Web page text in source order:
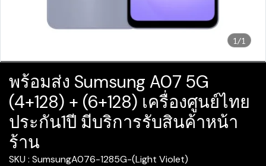
1/1
พร้อมส่ง Sumsung A07 5G
(4+128) + (6+128) เครื่องศูนย์ไทย
ประกัน1ปี มีบริการรับสินค้าหน้า
ร้าน
SKU : SumsungA076-1285G-(Light Violet)